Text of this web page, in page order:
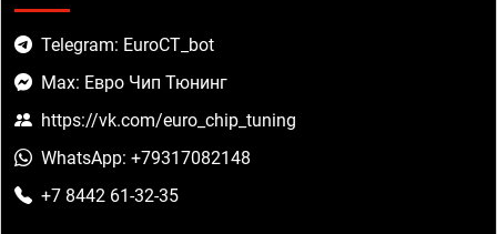
Telegram: EuroCT_bot
Max: Евро Чип Тюнинг
https://vk.com/euro_chip_tuning
WhatsApp: +79317082148
+7 8442 61-32-35